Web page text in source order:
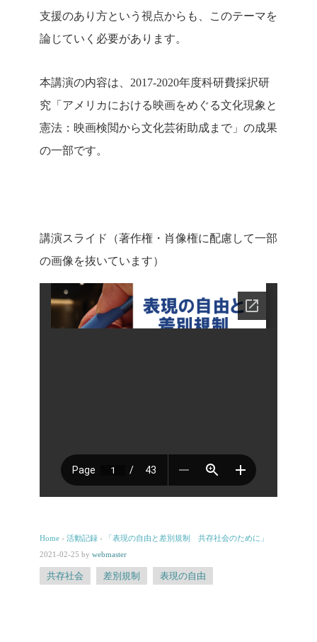
支援のあり方という視点からも、このテーマを
論じていく必要があります。
本講演の内容は、2017-2020年度科研費採択研
究「アメリカにおける映画をめぐる文化現象と
憲法：映画検閲から文化芸術助成まで」の成果
の一部です。
講演スライド（著作権・肖像権に配慮して一部
の画像を抜いています）
Home › 活動記録 ›
「表現の自由と差別規制 共存社会のために」
2021-02-25 by webmaster
共存社会 差別規制 表現の自由